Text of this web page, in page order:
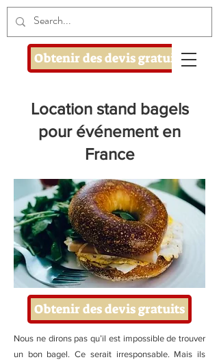
Obtenir des devis gratuits
Location stand bagels
pour événement en
France
Obtenir des devis gratuits
Nous ne dirons pas qu’il est impossible de trouver
un bon bagel. Ce serait irresponsable. Mais ils